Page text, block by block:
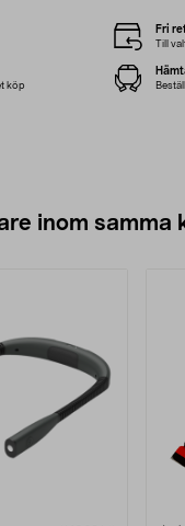
Fri
Till
köp
inom samma